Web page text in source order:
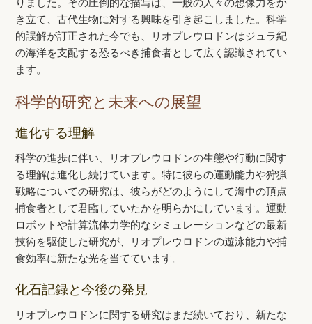
りました。その圧倒的な描写は、一般の人々の想像力をか
き立て、古代生物に対する興味を引き起こしました。科学
的誤解が訂正された今でも、リオプレウロドンはジュラ紀
の海洋を支配する恐るべき捕食者として広く認識されてい
ます。
科学的研究と未来への展望
進化する理解
科学の進歩に伴い、リオプレウロドンの生態や行動に関す
る理解は進化し続けています。特に彼らの運動能力や狩猟
戦略についての研究は、彼らがどのようにして海中の頂点
捕食者として君臨していたかを明らかにしています。運動
ロボットや計算流体力学的なシミュレーションなどの最新
技術を駆使した研究が、リオプレウロドンの遊泳能力や捕
食効率に新たな光を当てています。
化石記録と今後の発見
リオプレウロドンに関する研究はまだ続いており、新たな